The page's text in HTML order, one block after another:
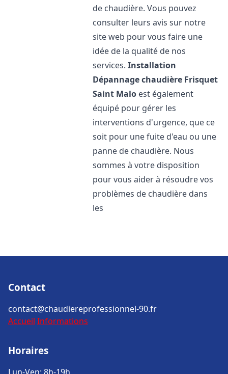
de chaudière. Vous pouvez
consulter leurs avis sur notre
site web pour vous faire une
idée de la qualité de nos
services.Installation
Dépannage chaudière Frisquet
Saint Malo est également
équipé pour gérer les
interventions d'urgence, que ce
soit pour une fuite d'eau ou une
panne de chaudière. Nous
sommes à votre disposition
pour vous aider à résoudre vos
problèmes de chaudière dans
les
Contact
contact@chaudiereprofessionnel-90.fr
Accueil Informations
Horaires